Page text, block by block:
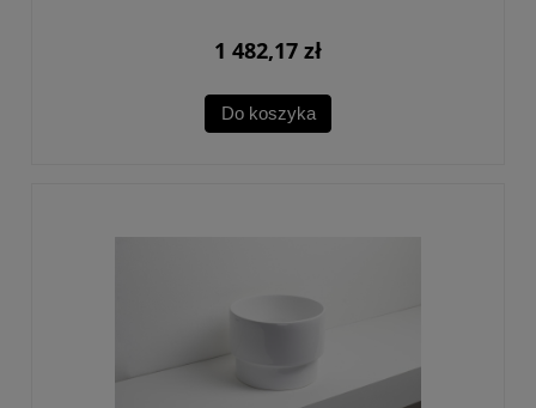
1 482,17 zł
Do koszyka